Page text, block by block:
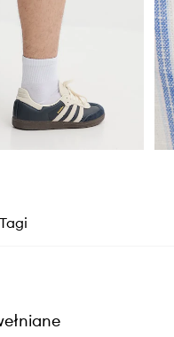
Tagi